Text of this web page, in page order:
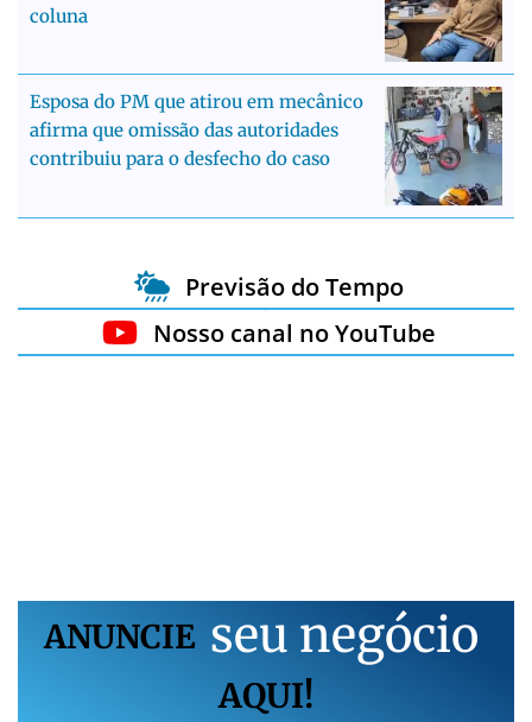
coluna
Esposa do PM que atirou em mecânico
afirma que omissão das autoridades
contribuiu para o desfecho do caso
Previsão do Tempo
Nosso canal no YouTube
ANUNCIE seu negócio
AQUI!